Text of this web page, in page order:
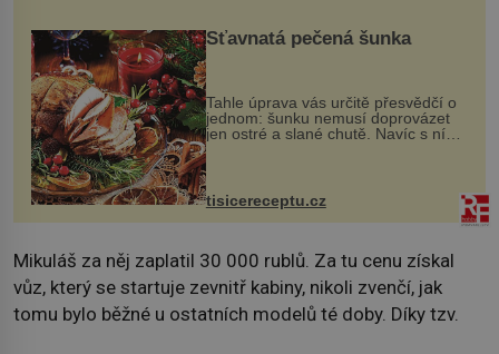
Šťavnatá pečená šunka
Tahle úprava vás určitě přesvědčí o
jednom: šunku nemusí doprovázet
jen ostré a slané chutě. Navíc s ní
nakrmíte poměrně hodně hladových
krků. Ingredience sádlo 3 kg šunky
vcelku 3 stroužky česneku hl...
tisicereceptu.cz
Mikuláš za něj zaplatil 30 000 rublů. Za tu cenu získal
vůz, který se startuje zevnitř kabiny, nikoli zvenčí, jak
tomu bylo běžné u ostatních modelů té doby. Díky tzv.